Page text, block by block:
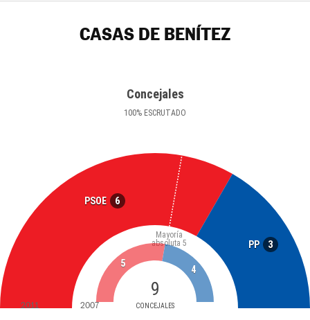
CASAS DE BENÍTEZ
Concejales
100% ESCRUTADO
PSOE 6
PP 3
9
CONCEJALES
Mayoría
absoluta 5
5
4
2011 2007